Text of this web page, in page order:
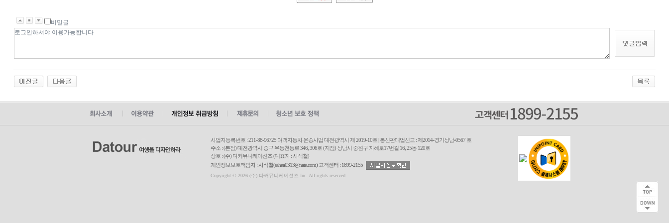
비밀글
사업자등록번호 : 211-88-96725 여객자동차 운송사업 대전광역시 제 2019-10호 | 통신판매업신고 : 제2014-경기성남-0567 호
주소 : (본점) 대전광역시 중구 유등천동로 346, 306호 (지점) 성남시 중원구 자혜로17번길 16, 25동 120호
상호 : (주) 다커뮤니케이션즈 (대표자 : 사석철)
개인정보보호책임자 : 사석철(sahea0313@nate.com) 고객센터 : 1899-2155
Copyright © 2026 (주) 다커뮤니케이션즈 Inc. All rights reserved